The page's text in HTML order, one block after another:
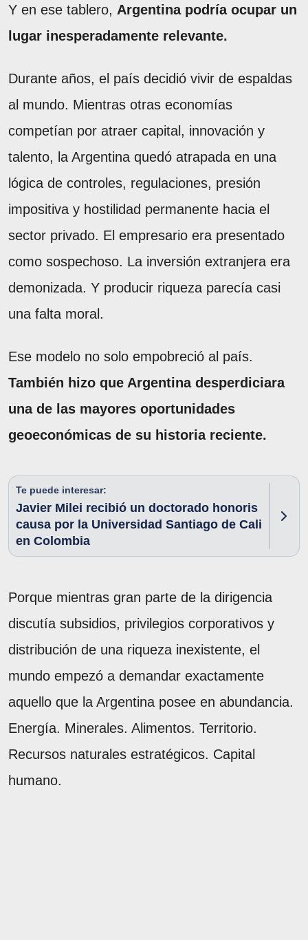
Y en ese tablero, Argentina podría ocupar un
lugar inesperadamente relevante.
Durante años, el país decidió vivir de espaldas
al mundo. Mientras otras economías
competían por atraer capital, innovación y
talento, la Argentina quedó atrapada en una
lógica de controles, regulaciones, presión
impositiva y hostilidad permanente hacia el
sector privado. El empresario era presentado
como sospechoso. La inversión extranjera era
demonizada. Y producir riqueza parecía casi
una falta moral.
Ese modelo no solo empobreció al país.
También hizo que Argentina desperdiciara
una de las mayores oportunidades
geoeconómicas de su historia reciente.
Te puede interesar:
Javier Milei recibió un doctorado honoris
causa por la Universidad Santiago de Cali
en Colombia
Porque mientras gran parte de la dirigencia
discutía subsidios, privilegios corporativos y
distribución de una riqueza inexistente, el
mundo empezó a demandar exactamente
aquello que la Argentina posee en abundancia.
Energía. Minerales. Alimentos. Territorio.
Recursos naturales estratégicos. Capital
humano.